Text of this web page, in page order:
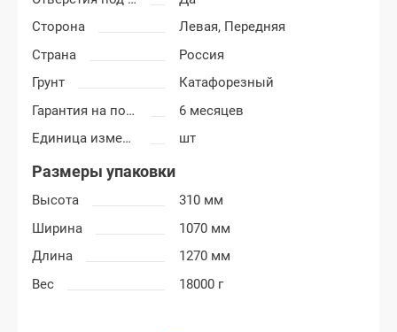
Сторона
Левая, Передняя
Страна
Россия
Грунт
Катафорезный
Гарантия на покраску
6 месяцев
Единица измерения
шт
Размеры упаковки
Высота
310 мм
Ширина
1070 мм
Длина
1270 мм
Вес
18000 г